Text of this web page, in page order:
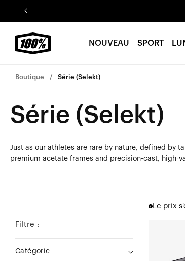
Aller au
contenu
NOUVEAU SPORT
Boutique Série (Selekt)
Série (Selekt)
Just as our athletes are rare by nature, defined by
premium acetate frames and precision‑cast,
Filtre :
Catégorie
Le prix